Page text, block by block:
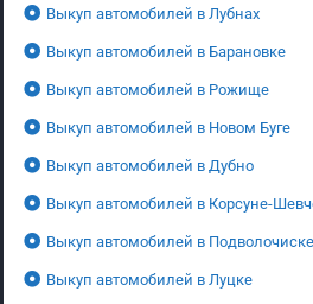
Выкуп автомобилей в Лубнах
Выкуп автомобилей в Барановке
Выкуп автомобилей в Рожище
Выкуп автомобилей в Новом Буге
Выкуп автомобилей в Дубно
Выкуп автомобилей в Корсуне-
Выкуп автомобилей в Подволочиске
Выкуп автомобилей в Луцке